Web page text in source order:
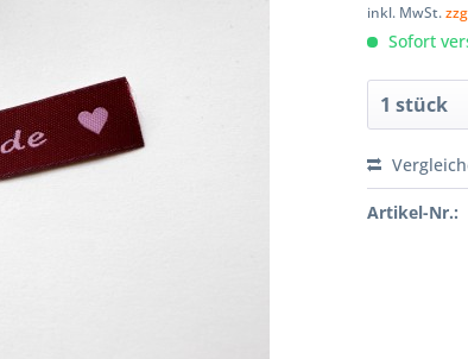
inkl. MwSt.
Sofort
Artikel-Nr.: